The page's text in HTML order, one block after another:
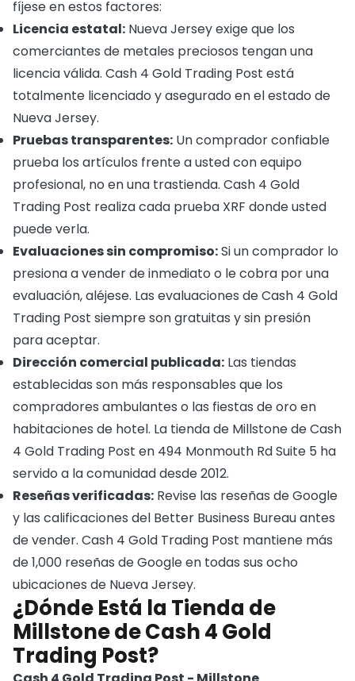
fíjese en estos factores:
Licencia estatal: Nueva Jersey exige que los
comerciantes de metales preciosos tengan una
licencia válida. Cash 4 Gold Trading Post está
totalmente licenciado y asegurado en el estado de
Nueva Jersey.
Pruebas transparentes: Un comprador confiable
prueba los artículos frente a usted con equipo
profesional, no en una trastienda. Cash 4 Gold
Trading Post realiza cada prueba XRF donde usted
puede verla.
Evaluaciones sin compromiso:Si un comprador lo
presiona a vender de inmediato o le cobra por una
evaluación, aléjese. Las evaluaciones de Cash 4 Gold
Trading Post siempre son gratuitas y sin presión
para aceptar.
Dirección comercial publicada: Las tiendas
establecidas son más responsables que los
compradores ambulantes o las fiestas de oro en
habitaciones de hotel. La tienda de Millstone de Cash
4 Gold Trading Post en 494 Monmouth Rd Suite 5 ha
servido a la comunidad desde 2012.
Reseñas verificadas: Revise las reseñas de Google
y las calificaciones del Better Business Bureau antes
de vender. Cash 4 Gold Trading Post mantiene más
de 1,000 reseñas de Google en todas sus ocho
ubicaciones de Nueva Jersey.
¿Dónde Está la Tienda de
Millstone de Cash 4 Gold
Trading Post?